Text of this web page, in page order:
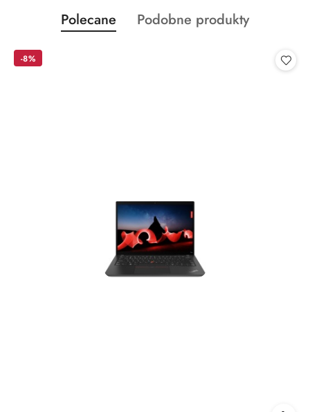
Pomiń karuzelę produktów
Produkty
o
Polecane
Produkty
Podobne produkty
-8%